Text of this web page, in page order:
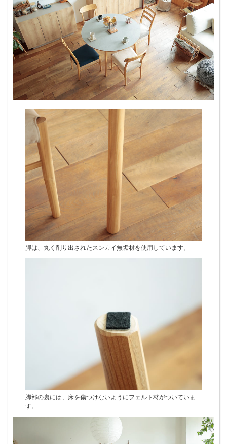
脚は、丸く削り出されたスンカイ無垢材を使用しています。
脚部の裏には、床を傷つけないようにフェルト材がついていま
す。